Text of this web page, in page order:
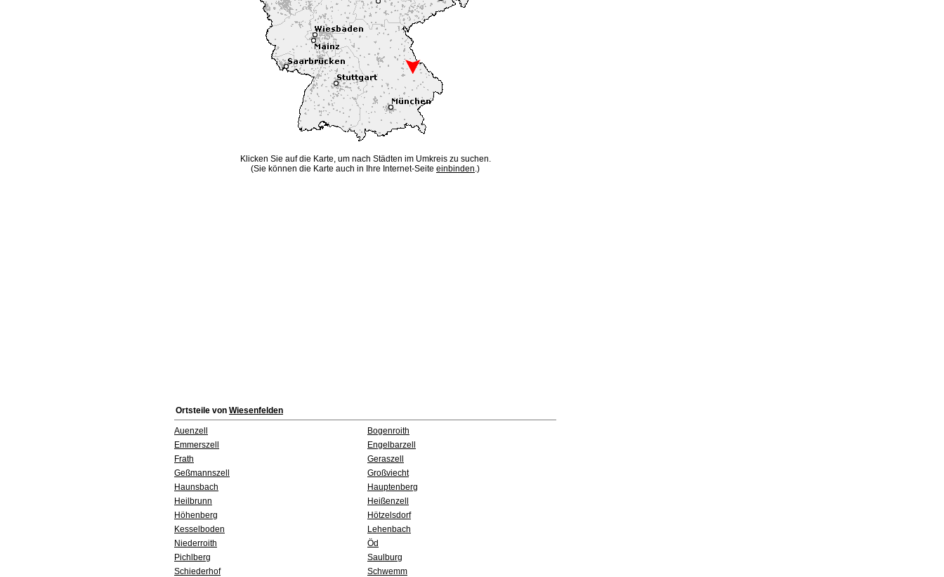
Klicken Sie auf die Karte, um nach Städten im Umkreis zu suchen.
(Sie können die Karte auch in Ihre Internet-Seite einbinden.)
Ortsteile von Wiesenfelden
Auenzell
Bogenroith
Emmerszell
Engelbarzell
Frath
Geraszell
Geßmannszell
Großviecht
Haunsbach
Hauptenberg
Heilbrunn
Heißenzell
Höhenberg
Hötzelsdorf
Kesselboden
Lehenbach
Niederroith
Öd
Pichlberg
Saulburg
Schiederhof
Schwemm